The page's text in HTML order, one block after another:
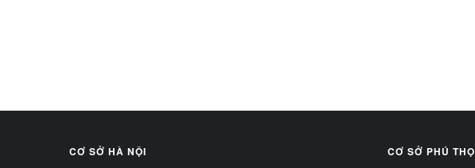
CƠ SỞ HÀ NỘI CƠ SỞ PHÚ THỌ